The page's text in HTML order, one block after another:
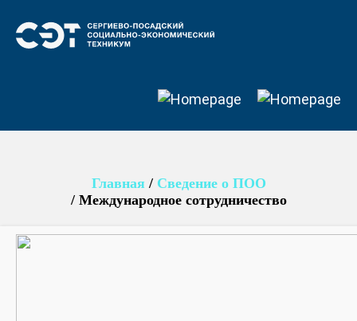
Главная / Сведение о ПОО
/ Международное сотрудничество